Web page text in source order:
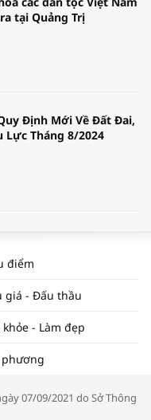
tại Quảng Trị
Định Mới Về Đất Đai,
Lực Tháng 8/2024
VÀ NĂM 2025 | NHỊP
#62
tiến thương mại: Khơi
điểm
giá - Đấu thầu
khỏe - Làm đẹp
07/09/2021 do Sở Thông